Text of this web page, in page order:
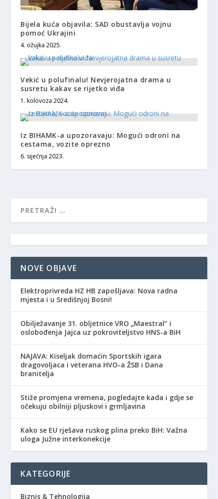
Bijela kuća objavila: SAD obustavlja vojnu
pomoć Ukrajini
4. ožujka 2025.
Vekić u polufinalu! Nevjerojatna drama u
susretu kakav se rijetko viđa
1. kolovoza 2024.
Iz BIHAMK-a upozoravaju: Mogući odroni na
cestama, vozite oprezno
6. siječnja 2023.
NOVE OBJAVE
Elektroprivreda HZ HB zapošljava: Nova radna
mjesta i u Središnjoj Bosni!
Obilježavanje 31. obljetnice VRO „Maestral“ i
oslobođenja Jajca uz pokroviteljstvo HNS-a BiH
NAJAVA: Kiseljak domaćin Sportskih igara
dragovoljaca i veterana HVO-a ŽSB i Dana
branitelja
Stiže promjena vremena, pogledajte kada i gdje se
očekuju obilniji pljuskovi i grmljavina
Kako se EU rješava ruskog plina preko BiH: Važna
uloga Južne interkonekcije
KATEGORIJE
Biznis & Tehnologija